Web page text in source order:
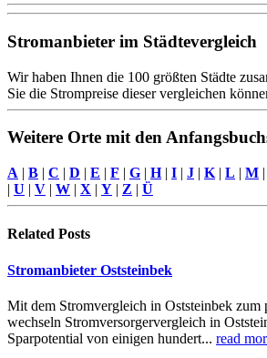
Stromanbieter im Städtevergleich
Wir haben Ihnen die 100 größten Städte
Sie die Strompreise dieser vergleichen
Weitere Orte mit den
A | B | C | D | E | F | G | H| I | J | K | L | M |
| U | V | W | X | Y | Z | Ü
Related Posts
Stromanbieter Oststeinbek
Mit dem Stromvergleich in Oststeinbek zum
wechseln Stromversorgervergleich in
Sparpotential von einigen hundert... read